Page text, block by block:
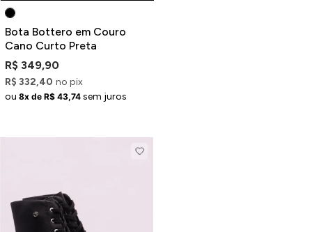
Bota Bottero em Couro
Cano Curto Preta
R$ 349,90
R$ 332,40 no pix
ou 8x de R$ 43,74 sem juros